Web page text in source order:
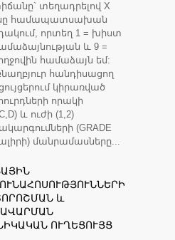
տեղադրելով X
համապատսախան
որտեղ 1 = խիստ
և 9 =
համաձայն եմ:
հանդիսացող
կիրառված
որակի
և ուժի (1,2)
(GRADE
մանրամասները...
և
ՈՒՂԵՑՈՒՅՑ